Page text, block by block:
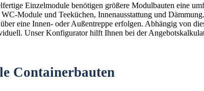
Einzelmodule benötigen größere Modulbauten eine
Module und Teeküchen, Innenausstattung und
eine Innen- oder Außentreppe erfolgen. Abhängig von
Unser Konfigurator hilft Ihnen bei der
Containerbauten